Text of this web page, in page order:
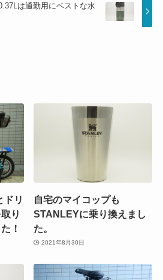
は通勤用にベストな水
ドリ
り
！
自宅のマイコップも
STANLEYに乗り換えまし
た。
2021年8月30日